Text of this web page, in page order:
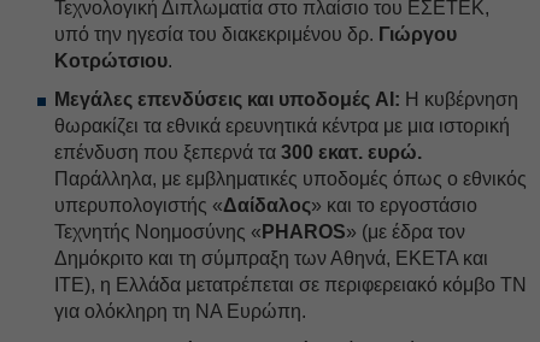
Τεχνολογική Διπλωματία στο πλαίσιο του ΕΣΕΤΕΚ,
υπό την ηγεσία του διακεκριμένου δρ. Γιώργου
Κοτρώτσιου.
Μεγάλες επενδύσεις και υποδομές AI: Η κυβέρνηση
θωρακίζει τα εθνικά ερευνητικά κέντρα με μια ιστορική
επένδυση που ξεπερνά τα 300 εκατ. ευρώ.
Παράλληλα, με εμβληματικές υποδομές όπως ο εθνικός
υπερυπολογιστής «Δαίδαλος» και το εργοστάσιο
Τεχνητής Νοημοσύνης « PHAROS» (με έδρα τον
Δημόκριτο και τη σύμπραξη των Αθηνά, ΕΚΕΤΑ και
ΙΤΕ), η Ελλάδα μετατρέπεται σε περιφερειακό κόμβο ΤΝ
για ολόκληρη τη ΝΑ Ευρώπη.